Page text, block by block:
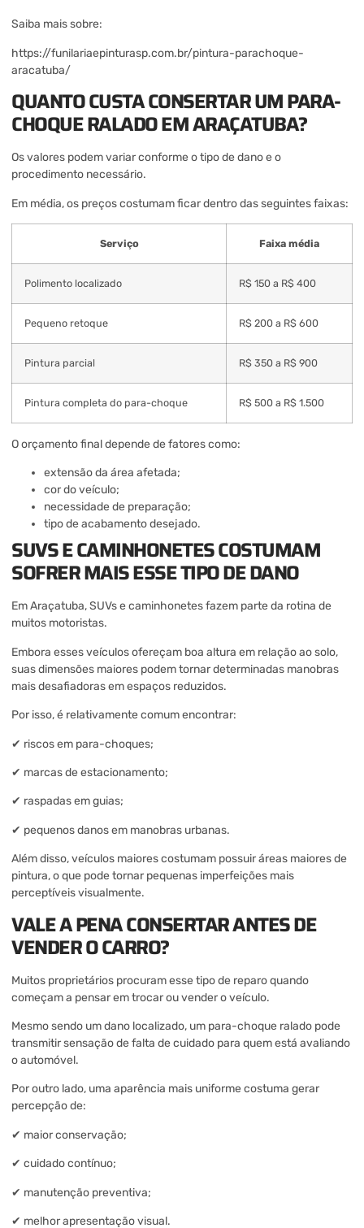
Saiba mais sobre:
https://funilariaepinturasp.com.br/pintura-parachoque-
aracatuba/
QUANTO CUSTA CONSERTAR UM PARA-
CHOQUE RALADO EM ARAÇATUBA?
Os valores podem variar conforme o tipo de dano e o
procedimento necessário.
Em média, os preços costumam ficar dentro das seguintes faixas:
Serviço Faixa média
Polimento localizado R$ 150 a R$ 400
Pequeno retoque R$ 200 a R$ 600
Pintura parcial R$ 350 a R$ 900
Pintura completa do para-choque R$ 500 a R$ 1.500
O orçamento final depende de fatores como:
extensão da área afetada;
cor do veículo;
necessidade de preparação;
tipo de acabamento desejado.
SUVS E CAMINHONETES COSTUMAM
SOFRER MAIS ESSE TIPO DE DANO
Em Araçatuba, SUVs e caminhonetes fazem parte da rotina de
muitos motoristas.
Embora esses veículos ofereçam boa altura em relação ao solo,
suas dimensões maiores podem tornar determinadas manobras
mais desafiadoras em espaços reduzidos.
Por isso, é relativamente comum encontrar:
✔ riscos em para-choques;
✔ marcas de estacionamento;
✔ raspadas em guias;
✔ pequenos danos em manobras urbanas.
Além disso, veículos maiores costumam possuir áreas maiores de
pintura, o que pode tornar pequenas imperfeições mais
perceptíveis visualmente.
VALE A PENA CONSERTAR ANTES DE
VENDER O CARRO?
Muitos proprietários procuram esse tipo de reparo quando
começam a pensar em trocar ou vender o veículo.
Mesmo sendo um dano localizado, um para-choque ralado pode
transmitir sensação de falta de cuidado para quem está avaliando
o automóvel.
Por outro lado, uma aparência mais uniforme costuma gerar
percepção de:
✔ maior conservação;
✔ cuidado contínuo;
✔ manutenção preventiva;
✔ melhor apresentação visual.